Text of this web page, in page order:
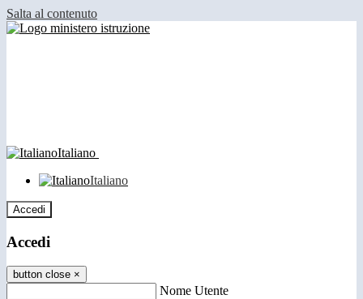
Salta al contenuto
Italiano
Italiano
Accedi
Accedi
button close ×
Nome Utente